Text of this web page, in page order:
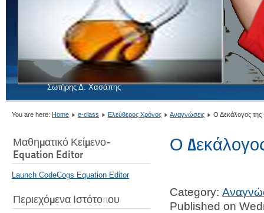
Σωτήρης Δ. Χασάπης
You are here: Home e-class Ελεύθερος Χρόνος Αναγνώσεις Ο Δεκάλογος της
Μαθηματικό Κείμενο-
Equation Editor
Launch CodeCogs Equation Editor
Περιεχόμενα Ιστότοπου
Ο
Category:
Published on